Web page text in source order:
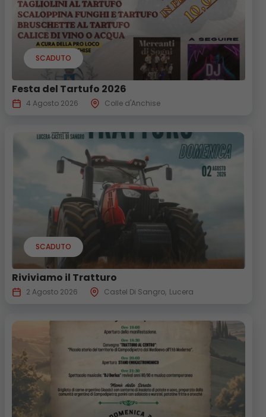
SCADUTO
Festa del Tartufo 2026
4 Agosto 2026 Colle d'Anchise
SCADUTO
Riviviamo il Tratturo
2 Agosto 2026 Castel Di Sangro Lucera